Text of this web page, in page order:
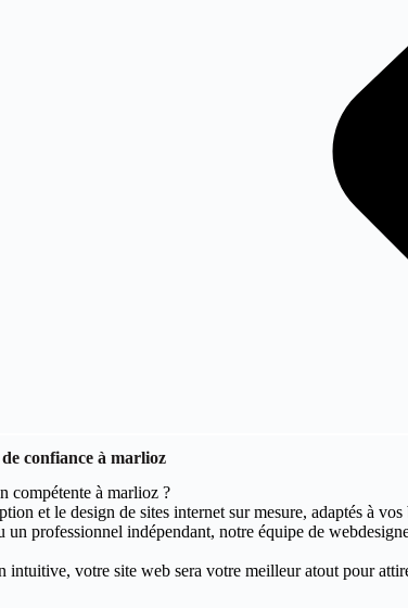
confiance à marlioz
compétente à marlioz ?
et le design de sites internet sur mesure, adaptés à vos
un professionnel indépendant, notre équipe de
intuitive, votre site web sera votre meilleur atout pour